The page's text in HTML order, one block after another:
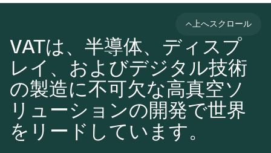
VATは、半導体、ディスプ
レイ、およびデジタル技術
の製造に不可欠な高真空ソ
リューションの開発で世界
をリードしています。
上へスクロール